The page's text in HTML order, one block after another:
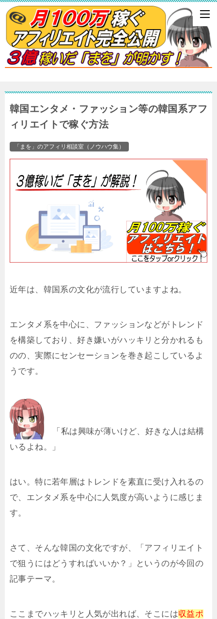
韓国エンタメ・ファッション等の韓国系アフ
ィリエイトで稼ぐ方法
「まを」のアフィリ相談室（ノウハウ集）
近年は、韓国系の文化が流行していますよね。
エンタメ系を中心に、ファッションなどがトレンド
を構築しており、好き嫌いがハッキリと分かれるも
のの、実際にセンセーションを巻き起こしているよ
うです。
「私は興味が薄いけど、好きな人は結構
いるよね。」
はい。特に若年層はトレンドを素直に受け入れるの
で、エンタメ系を中心に人気度が高いように感じま
す。
さて、そんな韓国の文化ですが、「アフィリエイト
で狙うにはどうすればいいか？」というのが今回の
記事テーマ。
ここまでハッキリと人気が出れば、そこには収益ポ